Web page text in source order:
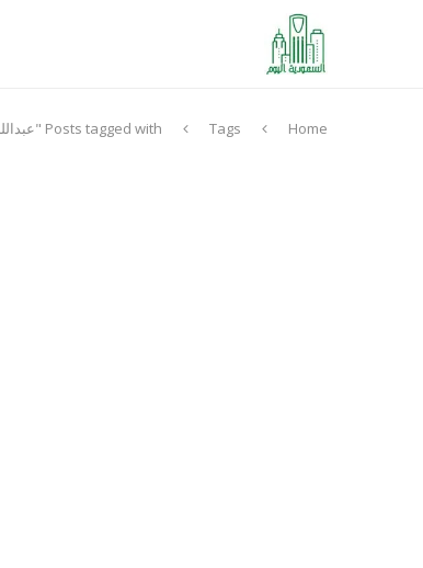
Home
Tags Posts tagged with "عبدالله"